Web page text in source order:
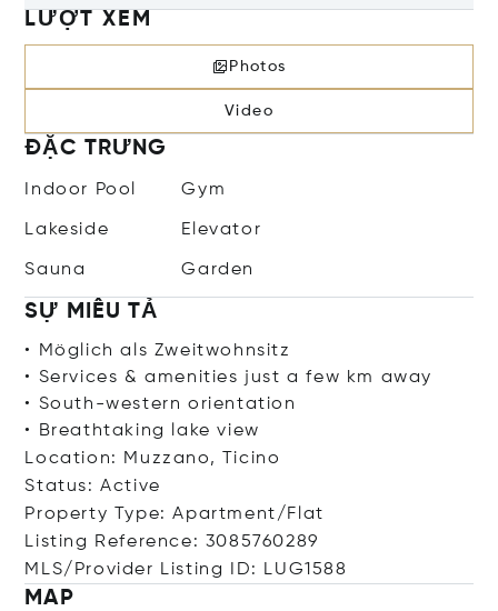
LƯỢT XEM
Photos
Video
ĐẶC TRƯNG
Indoor Pool Gym
Lakeside Elevator
Sauna Garden
SỰ MIÊU TẢ
• Möglich als Zweitwohnsitz
• Services & amenities just a few km away
• South-western orientation
• Breathtaking lake view
Location: Muzzano, Ticino
Status: Active
Property Type: Apartment/Flat
Listing Reference: 3085760289
MLS/Provider Listing ID: LUG1588
MAP